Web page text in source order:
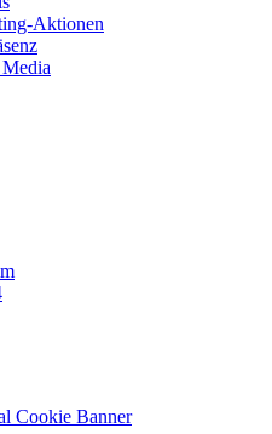
Aktionen
Cookie Banner